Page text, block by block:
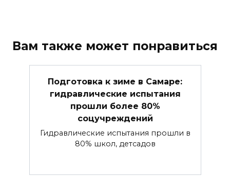
Вам также может понравиться
Подготовка к зиме в Самаре:
гидравлические испытания
прошли более 80%
соцучреждений
Гидравлические испытания прошли в
80% школ, детсадов